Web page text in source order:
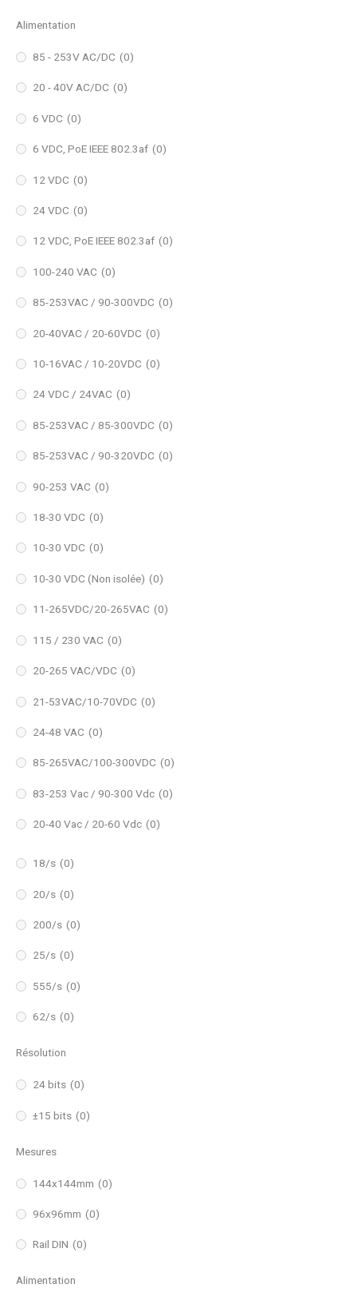
Alimentation
85 - 253V AC/DC (0)
20 - 40V AC/DC (0)
6 VDC (0)
6 VDC, PoE IEEE 802.3af (0)
12 VDC (0)
24 VDC (0)
12 VDC, PoE IEEE 802.3af (0)
100-240 VAC (0)
85-253VAC / 90-300VDC (0)
20-40VAC / 20-60VDC (0)
10-16VAC / 10-20VDC (0)
24 VDC / 24VAC (0)
85-253VAC / 85-300VDC (0)
85-253VAC / 90-320VDC (0)
90-253 VAC (0)
18-30 VDC (0)
10-30 VDC (0)
10-30 VDC (Non isolée) (0)
11-265VDC/20-265VAC (0)
115 / 230 VAC (0)
20-265 VAC/VDC (0)
21-53VAC/10-70VDC (0)
24-48 VAC (0)
85-265VAC/100-300VDC (0)
83-253 Vac / 90-300 Vdc (0)
20-40 Vac / 20-60 Vdc (0)
18/s (0)
20/s (0)
200/s (0)
25/s (0)
555/s (0)
62/s (0)
Résolution
24 bits (0)
±15 bits (0)
Mesures
144x144mm (0)
96x96mm (0)
Rail DIN (0)
Alimentation